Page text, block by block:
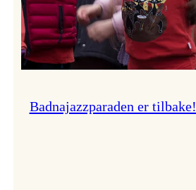
Badnajazzparaden er tilbake!